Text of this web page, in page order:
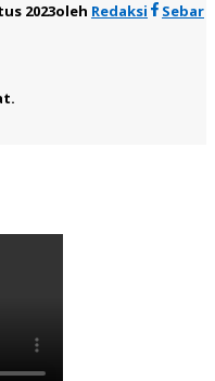
2023oleh Redaksi
Sebar